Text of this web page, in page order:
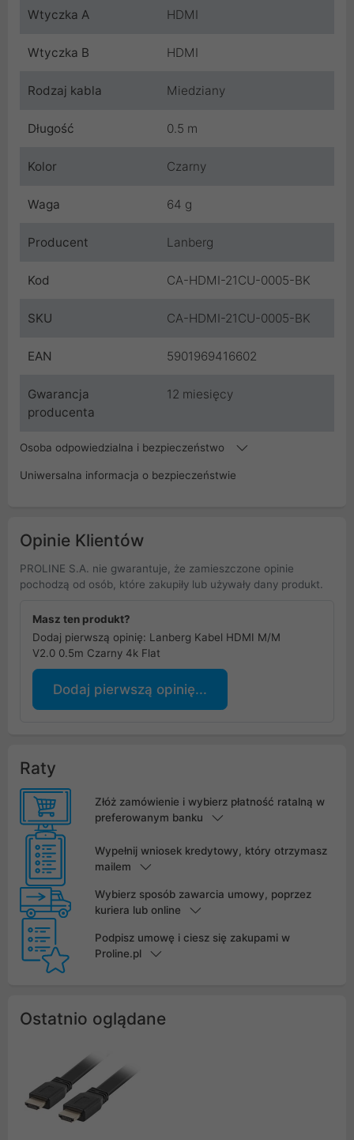
Wtyczka A HDMI
Wtyczka B HDMI
Rodzaj kabla Miedziany
Długość 0.5 m
Kolor Czarny
Waga 64 g
Producent Lanberg
Kod CA-HDMI-21CU-0005-BK
SKU CA-HDMI-21CU-0005-BK
EAN 5901969416602
Gwarancja
producenta
12 miesięcy
Osoba odpowiedzialna i bezpieczeństwo
Uniwersalna informacja o bezpieczeństwie
Opinie Klientów
PROLINE S.A. nie gwarantuje, że zamieszczone opinie
pochodzą od osób, które zakupiły lub używały dany produkt.
Masz ten produkt?
Dodaj pierwszą opinię: Lanberg Kabel HDMI M/M
V2.0 0.5m Czarny 4k Flat
Dodaj pierwszą opinię...
Raty
Złóż zamówienie i wybierz płatność ratalną w
preferowanym banku
Wypełnij wniosek kredytowy, który otrzymasz
mailem
Wybierz sposób zawarcia umowy, poprzez
kuriera lub online
Podpisz umowę i ciesz się zakupami w
Proline.pl
Ostatnio oglądane